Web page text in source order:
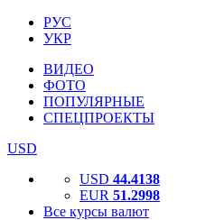
РУС
УКР
ВИДЕО
ФОТО
ПОПУЛЯРНЫЕ
СПЕЦПРОЕКТЫ
USD
USD 44.4138
EUR 51.2998
Все курсы валют